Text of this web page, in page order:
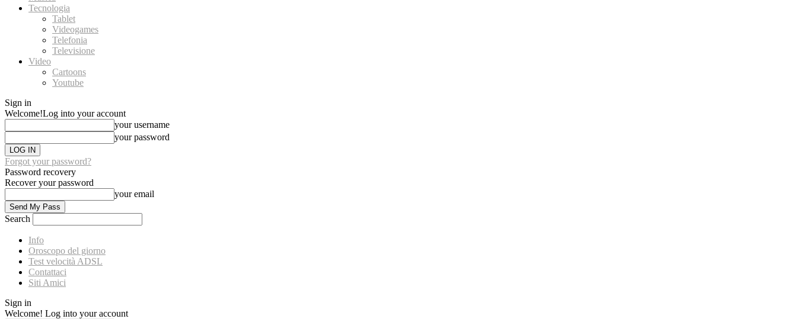
Tecnologia
Tablet
Videogames
Telefonia
Televisione
Video
Cartoons
Youtube
Sign in
Welcome!Log into your account
your username
your password
Forgot your password?
Password recovery
Recover your password
your email
Search
Info
Oroscopo del giorno
Test velocità ADSL
Contattaci
Siti Amici
Sign in
Welcome! Log into your account